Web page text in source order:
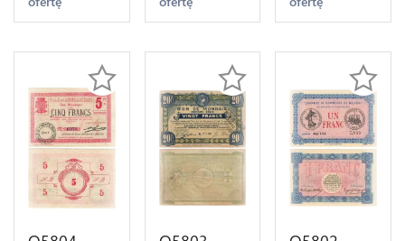
Numéro 7 -
offer
Numéro 4 -
offer
Centimes
> Make